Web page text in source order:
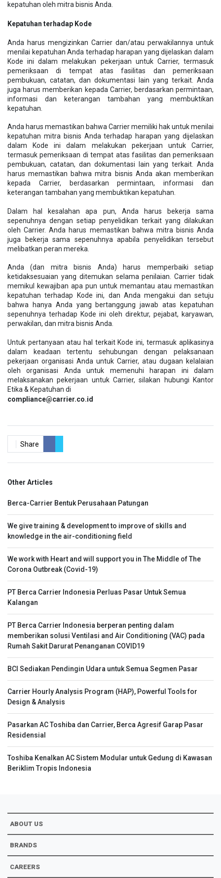
kepatuhan oleh mitra bisnis Anda.
Kepatuhan terhadap Kode
Anda harus mengizinkan Carrier dan/atau perwakilannya untuk
menilai kepatuhan Anda terhadap harapan yang dijelaskan dalam
Kode ini dalam melakukan pekerjaan untuk Carrier, termasuk
pemeriksaan di tempat atas fasilitas dan pemeriksaan
pembukuan, catatan, dan dokumentasi lain yang terkait. Anda
juga harus memberikan kepada Carrier, berdasarkan permintaan,
informasi dan keterangan tambahan yang membuktikan
kepatuhan.
Anda harus memastikan bahwa Carrier memiliki hak untuk menilai
kepatuhan mitra bisnis Anda terhadap harapan yang dijelaskan
dalam Kode ini dalam melakukan pekerjaan untuk Carrier,
termasuk pemeriksaan di tempat atas fasilitas dan pemeriksaan
pembukuan, catatan, dan dokumentasi lain yang terkait. Anda
harus memastikan bahwa mitra bisnis Anda akan memberikan
kepada Carrier, berdasarkan permintaan, informasi dan
keterangan tambahan yang membuktikan kepatuhan.
Dalam hal kesalahan apa pun, Anda harus bekerja sama
sepenuhnya dengan setiap penyelidikan terkait yang dilakukan
oleh Carrier. Anda harus memastikan bahwa mitra bisnis Anda
juga bekerja sama sepenuhnya apabila penyelidikan tersebut
melibatkan peran mereka.
Anda (dan mitra bisnis Anda) harus memperbaiki setiap
ketidaksesuaian yang ditemukan selama penilaian. Carrier tidak
memikul kewajiban apa pun untuk memantau atau memastikan
kepatuhan terhadap Kode ini, dan Anda mengakui dan setuju
bahwa hanya Anda yang bertanggung jawab atas kepatuhan
sepenuhnya terhadap Kode ini oleh direktur, pejabat, karyawan,
perwakilan, dan mitra bisnis Anda.
Untuk pertanyaan atau hal terkait Kode ini, termasuk aplikasinya
dalam keadaan tertentu sehubungan dengan pelaksanaan
pekerjaan organisasi Anda untuk Carrier, atau dugaan kelalaian
oleh organisasi Anda untuk memenuhi harapan ini dalam
melaksanakan pekerjaan untuk Carrier, silakan hubungi Kantor
Etika & Kepatuhan di
compliance@carrier.co.id
Share
Other Articles
Berca-Carrier Bentuk Perusahaan Patungan
We give training & development to improve of skills and
knowledge in the air-conditioning field
We work with Heart and will support you in The Middle of The
Corona Outbreak (Covid-19)
PT Berca Carrier Indonesia Perluas Pasar Untuk Semua
Kalangan
PT Berca Carrier Indonesia berperan penting dalam
memberikan solusi Ventilasi and Air Conditioning (VAC) pada
Rumah Sakit Darurat Penanganan COVID19
BCI Sediakan Pendingin Udara untuk Semua Segmen Pasar
Carrier Hourly Analysis Program (HAP), Powerful Tools for
Design & Analysis
Pasarkan AC Toshiba dan Carrier, Berca Agresif Garap Pasar
Residensial
Toshiba Kenalkan AC Sistem Modular untuk Gedung di Kawasan
Beriklim Tropis Indonesia
ABOUT US
BRANDS
CAREERS